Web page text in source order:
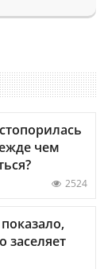
чем
2524
заселяет